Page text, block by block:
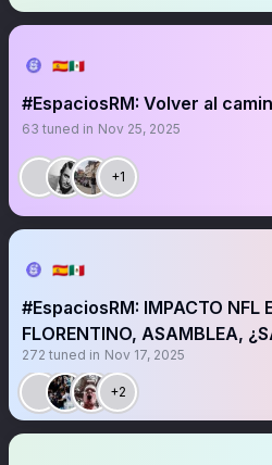
🇪🇦🇲🇽
#EspaciosRM: Volver al
63 tuned in Nov 25, 2025
+1
🇪🇦🇲🇽
#EspaciosRM: IMPACTO NFL
FLORENTINO, ASAMBLEA,
272 tuned in Nov 17, 2025
+2